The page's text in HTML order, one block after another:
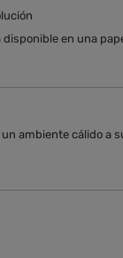
en una
ambiente cálido a